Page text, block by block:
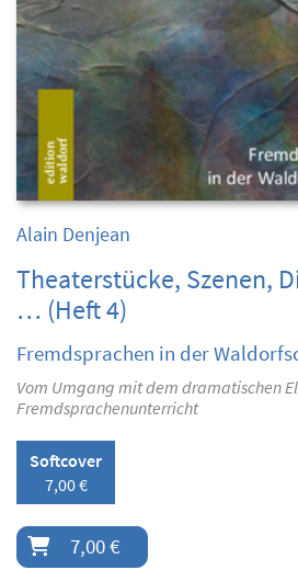
Alain Denjean
Theaterstücke, Szenen,
… (Heft 4)
Fremdsprachen in der
Vom Umgang mit dem dramatischen
Fremdsprachenunterricht
Softcover
7,00 €
7,00 €